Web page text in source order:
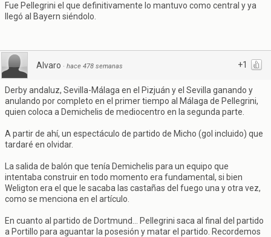
Fue Pellegrini el que definitivamente lo mantuvo como central y ya
llegó al Bayern siéndolo.
+1
Alvaro · hace 478 semanas
Derby andaluz, Sevilla-Málaga en el Pizjuán y el Sevilla ganando y
anulando por completo en el primer tiempo al Málaga de Pellegrini,
quien coloca a Demichelis de mediocentro en la segunda parte.
A partir de ahí, un espectáculo de partido de Micho (gol incluido) que
tardaré en olvidar.
La salida de balón que tenía Demichelis para un equipo que
intentaba construir en todo momento era fundamental, si bien
Weligton era el que le sacaba las castañas del fuego una y otra vez,
como se menciona en el artículo.
En cuanto al partido de Dortmund... Pellegrini saca al final del partido
a Portillo para aguantar la posesión y matar el partido. Recordemos